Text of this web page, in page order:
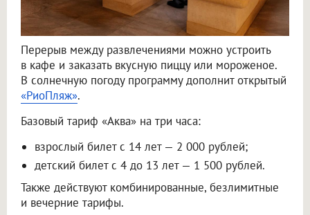
Перерыв между развлечениями можно устроить
в кафе и заказать вкусную пиццу или мороженое.
В солнечную погоду программу дополнит открытый
«РиоПляж».
Базовый тариф «Аква» на три часа:
взрослый билет с 14 лет — 2 000 рублей;
детский билет с 4 до 13 лет — 1 500 рублей.
Также действуют комбинированные, безлимитные
и вечерние тарифы.